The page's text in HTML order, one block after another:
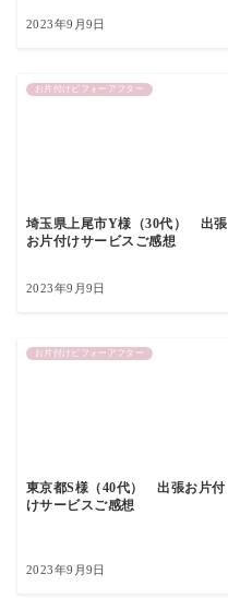
2023年9月9日
お片付けビフォーアフター
埼玉県上尾市Y様（30代） 出張
お片付けサービスご感想
2023年9月9日
お片付けビフォーアフター
東京都S様（40代） 出張お片付
けサービスご感想
2023年9月9日